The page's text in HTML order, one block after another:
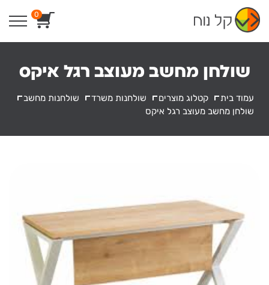
content
0
שולחן מחשב מעוצב רגל איקס
עמוד בית קטלוג מוצרים שולחנות משרד
שולחנות מחשב
שולחן מחשב מעוצב רגל איקס